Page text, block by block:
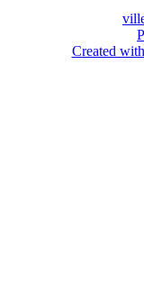
Created